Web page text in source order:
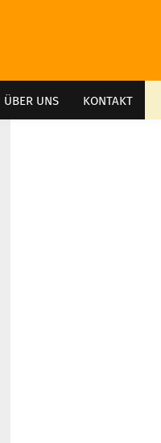
ÜBER UNS KONTAKT